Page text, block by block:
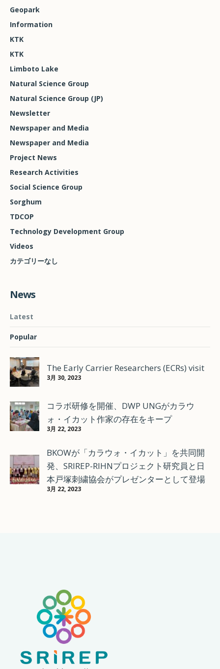
Geopark
Information
KTK
KTK
Limboto Lake
Natural Science Group
Natural Science Group (JP)
Newsletter
Newspaper and Media
Newspaper and Media
Project News
Research Activities
Social Science Group
Sorghum
TDCOP
Technology Development Group
Videos
カテゴリーなし
News
Latest
Popular
The Early Carrier Researchers (ECRs) visit
3月 30, 2023
コラボ研修を開催、DWP UNGがカラウ
ォ・イカット作家の存在をキープ
3月 22, 2023
BKOWが「カラウォ・イカット」を共同開
発、SRIREP-RIHNプロジェクト研究員と日
本戸塚刺繍協会がプレゼンターとして登場
3月 22, 2023